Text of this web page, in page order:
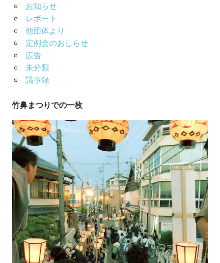
お知らせ
レポート
他団体より
定例会のおしらせ
広告
未分類
議事録
竹鼻まつりでの一枚